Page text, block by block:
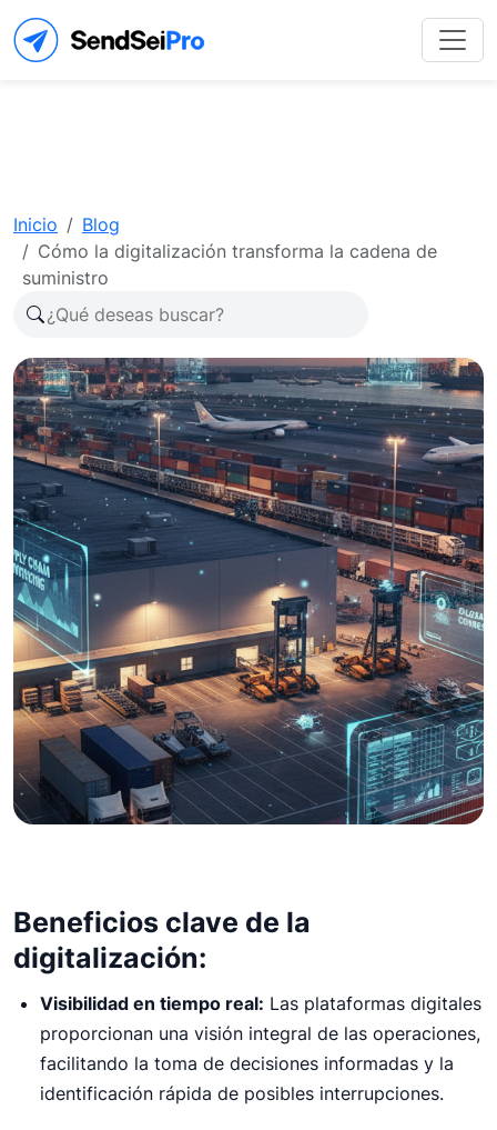
Inicio
Blog
Cómo la digitalización transforma la cadena de
suministro
Cómo la digitalización
transforma la cadena de
suministro
La digitalización de la cadena de suministro permite
a las empresas mejorar la eficiencia y adaptarse
rápidamente mediante tecnologías como IA, IoT y
análisis de datos en tiempo real.
Beneficios clave de la
digitalización:
Visibilidad en tiempo real: Las plataformas digitales
proporcionan una visión integral de las operaciones,
facilitando la toma de decisiones informadas y la
identificación rápida de posibles interrupciones.